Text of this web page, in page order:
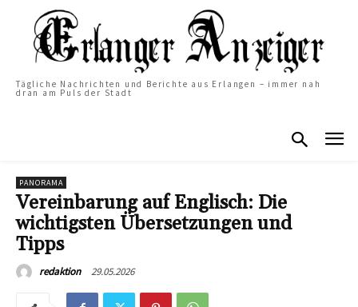
Tägliche Nachrichten und Berichte aus Erlangen – immer nah
dran am Puls der Stadt
PANORAMA
Vereinbarung auf Englisch: Die
wichtigsten Übersetzungen und
Tipps
redaktion 29.05.2026